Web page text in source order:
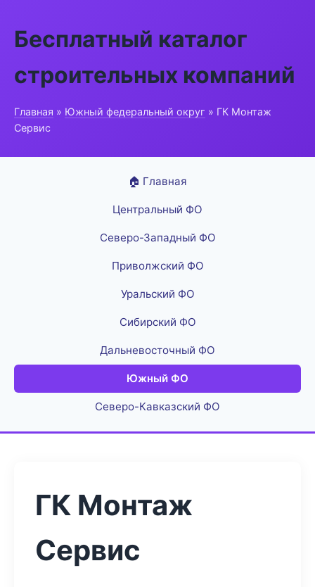
Бесплатный каталог
строительных компаний
Главная » Южный федеральный округ » ГК Монтаж
Сервис
🏠 Главная
Центральный ФО
Северо-Западный ФО
Приволжский ФО
Уральский ФО
Сибирский ФО
Дальневосточный ФО
Южный ФО
Северо-Кавказский ФО
ГК Монтаж
Сервис